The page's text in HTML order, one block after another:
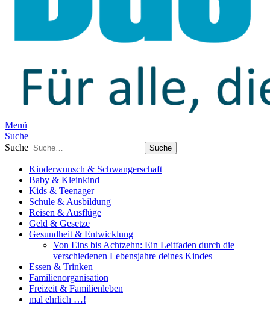
Menü
Suche
Suche
Kinderwunsch & Schwangerschaft
Baby & Kleinkind
Kids & Teenager
Schule & Ausbildung
Reisen & Ausflüge
Geld & Gesetze
Gesundheit & Entwicklung
Von Eins bis Achtzehn: Ein Leitfaden durch die
verschiedenen Lebensjahre deines Kindes
Essen & Trinken
Familienorganisation
Freizeit & Familienleben
mal ehrlich …!